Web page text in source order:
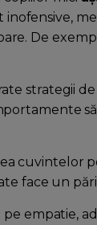
De
strategii de
cuvintelor
face un
empatie,